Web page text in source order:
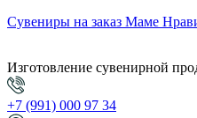
Сувениры на заказ Маме
Изготовление сувенирной
+7 (991) 000 97 34